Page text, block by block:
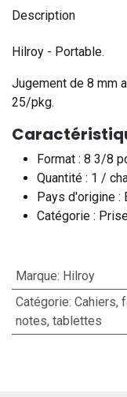
Description
Hilroy - Portable.
Jugement de 8 mm
25/pkg.
Format : 8 3/8
Quantité : 1 /
Pays d'origine :
Catégorie :
Marque: Hilroy
Catégorie: Cahiers,
notes, tablettes